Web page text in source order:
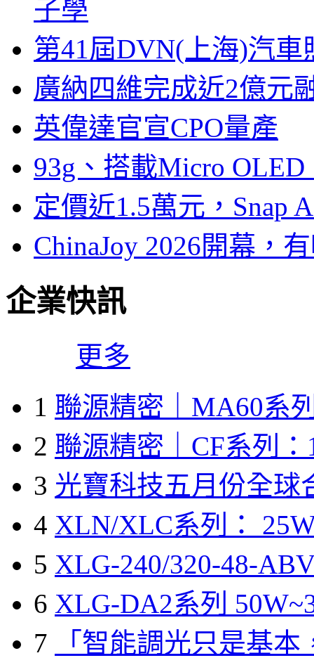
子學
第41屆DVN(上海)汽
廣納四維完成近2億元
英偉達官宣CPO量產
93g、搭載Micro
定價近1.5萬元，Snap
ChinaJoy 2026開幕，
企業快訊
更多
1 聯源精密｜MA60系
2 聯源精密｜CF系列：
3 光寶科技五月份全球
4 XLN/XLC系列：
5 XLG-240/320-48-
6 XLG-DA2系列
7
「智能調光只是基本